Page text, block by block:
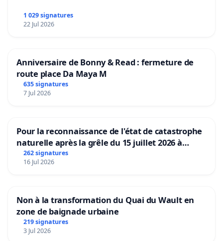
1 029 signatures
22 Jul 2026
Anniversaire de Bonny & Read : fermeture de
route place Da Maya M
635 signatures
7 Jul 2026
Pour la reconnaissance de l'état de catastrophe
naturelle après la grêle du 15 juillet 2026 à
Aubenas et ses alentours
262 signatures
16 Jul 2026
Non à la transformation du Quai du Wault en
zone de baignade urbaine
219 signatures
3 Jul 2026